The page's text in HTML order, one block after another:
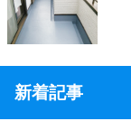
新着記事